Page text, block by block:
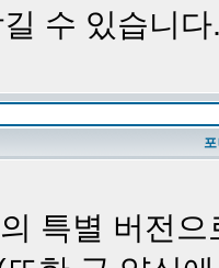
수 있습니다
특별 버전